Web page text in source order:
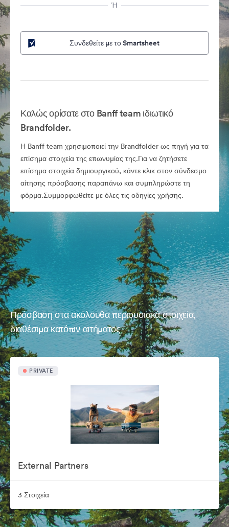
Ή
Συνδεθείτε με το Smartsheet
Καλώς ορίσατε στο Banff team ιδιωτικό
Brandfolder.
Η Banff team χρησιμοποιεί την Brandfolder ως πηγή για τα
επίσημα στοιχεία της επωνυμίας της.Για να ζητήσετε
επίσημα στοιχεία δημιουργικού, κάντε κλικ στον σύνδεσμο
αίτησης πρόσβασης παραπάνω και συμπληρώστε τη
φόρμα.Συμμορφωθείτε με όλες τις οδηγίες χρήσης.
Πρόσβαση στα ακόλουθα περιουσιακά στοιχεία,
διαθέσιμα κατόπιν αιτήματος
PRIVATE
External Partners
3 Στοιχεία